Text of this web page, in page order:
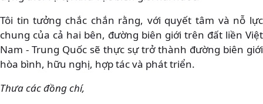
Tôi tin tưởng chắc chắn rằng, với quyết tâm và nỗ lực
chung của cả hai bên, đường biên giới trên đất liền Việt
Nam - Trung Quốc sẽ thực sự trở thành đường biên giới
hòa bình, hữu nghị, hợp tác và phát triển.
Thưa các đồng chí,